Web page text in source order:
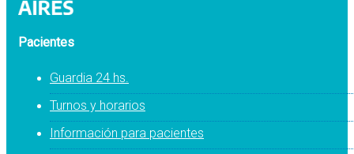
Pacientes
Guardia 24 hs.
Turnos y horarios
Información para pacientes